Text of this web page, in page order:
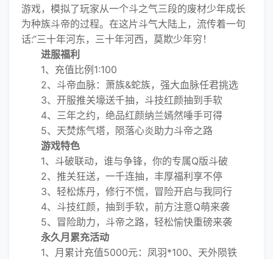
游戏，模拟了玩家从一个斗之气三段的废材少年成长
为种族斗帝的过程。在这片斗气大陆上，流传着一句
话:“三十年河东，三十年河西，莫欺少年穷！
进服福利
1、充值比例1:100
2、斗帝血脉：萧族&蛇族，强大血脉任君挑选
3、开服推关壕送千抽，斗技红颜抽到手软
4、三年之约，绝品红颜纳兰嫣然唾手可得
5、天焚炼气塔，陨落心炎助力斗帝之路
游戏特色
1、斗破联动，谁与争锋，你的专属Q版斗破
2、推关狂送，一千连抽，丰厚福利享不停
3、轻松炼丹，修行不慌，冒险开启与我同行
4、斗技红颜，抽到手软，前方注意Q萌来袭
5、冒险助力，斗帝之路，轻松愉快重磅来袭
永久月累充活动
1、月累计充值5000元：凤羽*100、天外陨铁